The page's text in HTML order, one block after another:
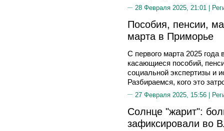
28 Февраля 2025, 21:01 |
Пособия, пенсии,
марта в Приморье
С первого марта 2025 года
касающиеся пособий,
социальной экспертизы и
Разбираемся, кого это
27 Февраля 2025, 15:56 |
Солнце "жарит":
зафиксировали во